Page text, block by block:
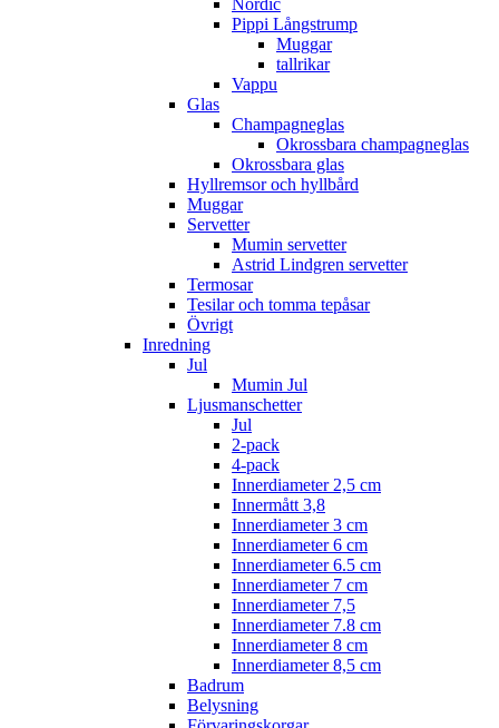
Nordic
Pippi Långstrump
Muggar
tallrikar
Vappu
Glas
Champagneglas
Okrossbara champagneglas
Okrossbara glas
Hyllremsor och hyllbård
Muggar
Servetter
Mumin servetter
Astrid Lindgren servetter
Termosar
Tesilar och tomma tepåsar
Övrigt
Inredning
Jul
Mumin Jul
Ljusmanschetter
Jul
2-pack
4-pack
Innerdiameter 2,5 cm
Innermått 3,8
Innerdiameter 3 cm
Innerdiameter 6 cm
Innerdiameter 6.5 cm
Innerdiameter 7 cm
Innerdiameter 7,5
Innerdiameter 7.8 cm
Innerdiameter 8 cm
Innerdiameter 8,5 cm
Badrum
Belysning